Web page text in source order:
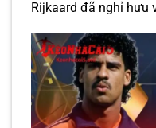
Rijkaard đã nghỉ hưu